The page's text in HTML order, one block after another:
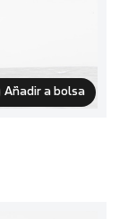
Añadir a bolsa